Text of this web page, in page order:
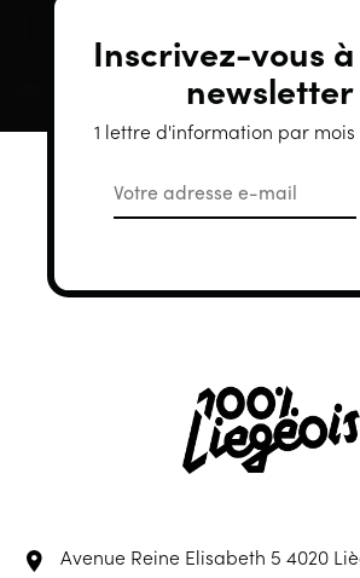
Inscrivez-vous
newsletter
1 lettre d'information par
Avenue Reine Elisabeth 54020